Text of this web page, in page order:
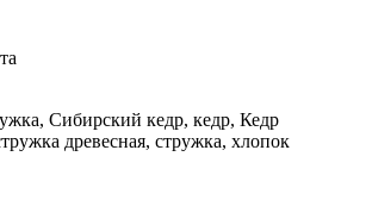
Сибирский кедр, кедр, Кедр
древесная, стружка, хлопок